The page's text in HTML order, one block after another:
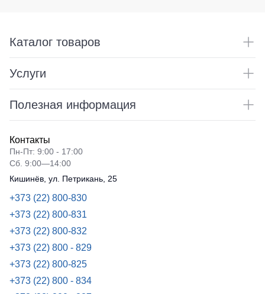
Каталог товаров
Услуги
Полезная информация
Контакты
Пн-Пт: 9:00 - 17:00
Сб. 9:00—14:00
Кишинёв, ул. Петрикань, 25
+373 (22) 800-830
+373 (22) 800-831
+373 (22) 800-832
+373 (22) 800 - 829
+373 (22) 800-825
+373 (22) 800 - 834